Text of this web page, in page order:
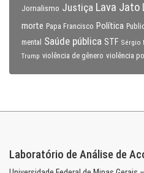
Jornalismo Justiça Lava Jato
morte Papa Francisco Política
mental
Saúde pública STF Sérgio
Trump violência de gênero violência
Laboratório de Análise de